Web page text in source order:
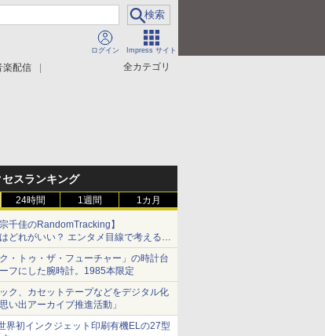
ログイン Impress サイト
全カテゴリ
楽配信
セスランキング
24時間 1週間 1カ月
宗千佳のRandomTracking】
どれがいい？ エンタメ目線で考える、
新「Galaxy Z Fold」
ク・トゥ・ザ・フューチャー」の時計台
フにした腕時計。1985本限定
ク、カセットテープなどをデジタル化
い出アーカイブ推進活動」
界初インクジェット印刷有機ELの27型